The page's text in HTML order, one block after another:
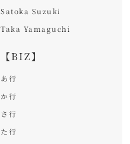
Satoka Suzuki
Taka Yamaguchi
【BIZ】
あ行
か行
さ行
た行